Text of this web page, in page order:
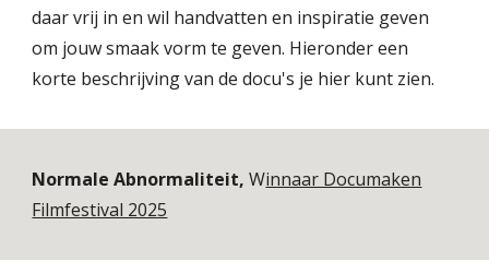
daar vrij in en wil handvatten en inspiratie geven
om jouw smaak vorm te geven. Hieronder een
korte beschrijving van de docu's je hier kunt zien.
Normale Abnormaliteit,Winnaar Documaken
Filmfestival 2025